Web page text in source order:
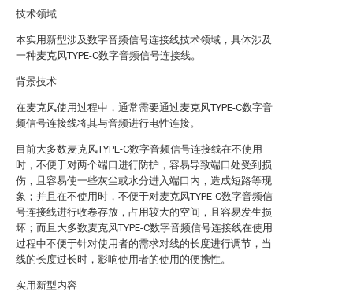
技术领域
本实用新型涉及数字音频信号连接线技术领域，具体涉及
一种麦克风TYPE-C数字音频信号连接线。
背景技术
在麦克风使用过程中，通常需要通过麦克风TYPE-C数字音
频信号连接线将其与音频进行电性连接。
目前大多数麦克风TYPE-C数字音频信号连接线在不使用
时，不便于对两个端口进行防护，容易导致端口处受到损
伤，且容易使一些灰尘或水分进入端口内，造成短路等现
象；并且在不使用时，不便于对麦克风TYPE-C数字音频信
号连接线进行收卷存放，占用较大的空间，且容易发生损
坏；而且大多数麦克风TYPE-C数字音频信号连接线在使用
过程中不便于针对使用者的需求对线的长度进行调节，当
线的长度过长时，影响使用者的使用的便携性。
实用新型内容